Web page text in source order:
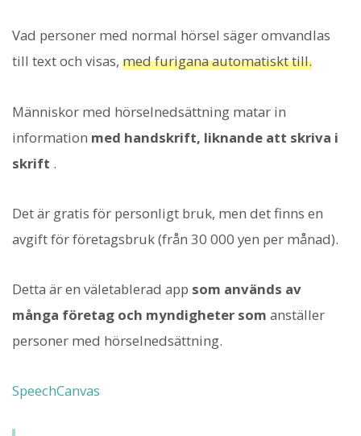
Vad personer med normal hörsel säger omvandlas
till text och visas, med furigana automatiskt till.
Människor med hörselnedsättning matar in
information med handskrift, liknande att skriva i
skrift .
Det är gratis för personligt bruk, men det finns en
avgift för företagsbruk (från 30 000 yen per månad).
Detta är en väletablerad app som används av
många företag och myndigheter som anställer
personer med hörselnedsättning.
SpeechCanvas